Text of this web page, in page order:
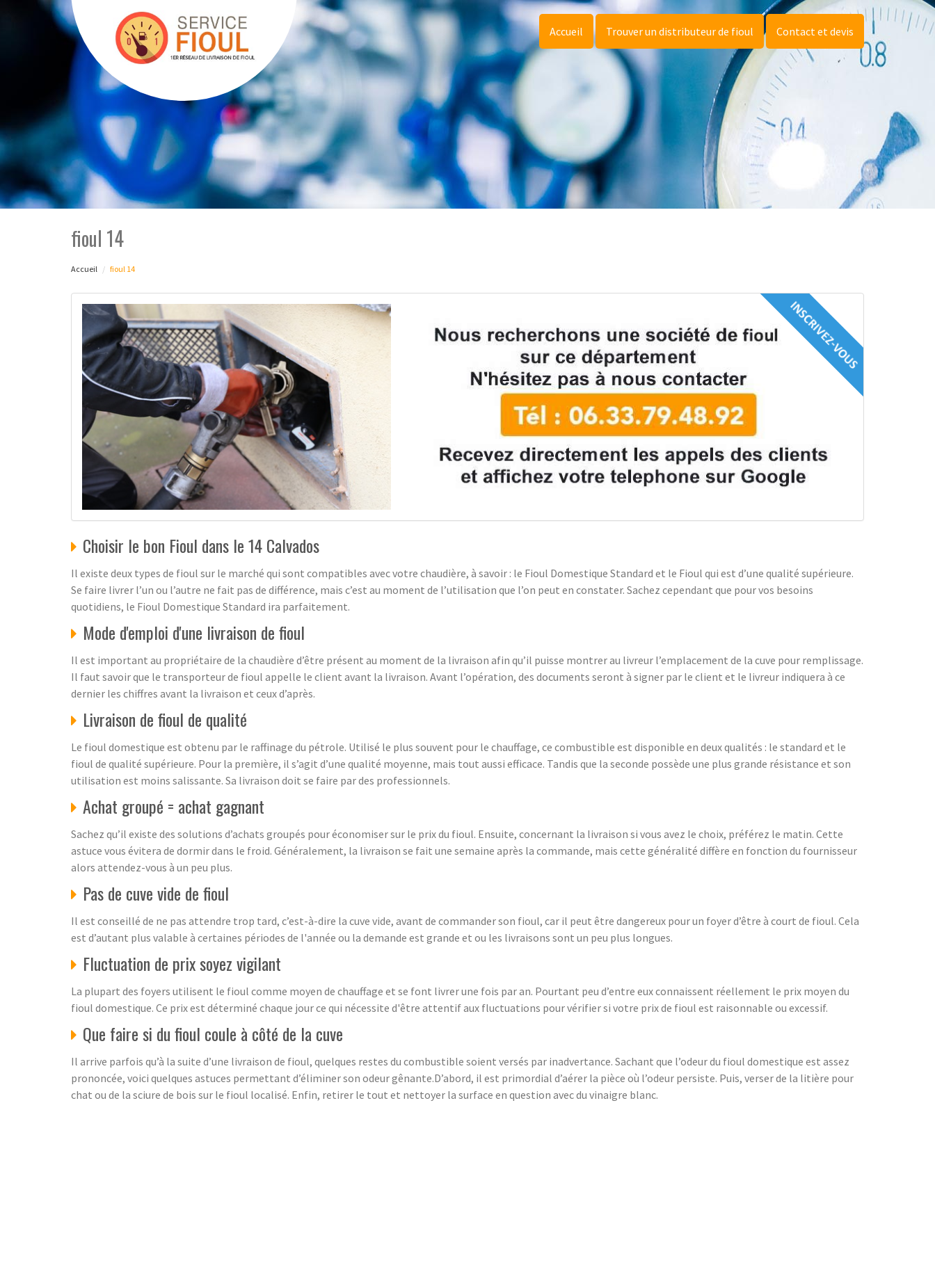
Accueil Trouver un distributeur de fioul Contact et devis
fioul 14
Accueil fioul 14
Choisir le bon Fioul dans le 14 Calvados
Il existe deux types de fioul sur le marché qui sont compatibles avec votre chaudière, à savoir : le Fioul Domestique Standard et le Fioul qui est d’une qualité supérieure.
Se faire livrer l’un ou l’autre ne fait pas de différence, mais c’est au moment de l’utilisation que l’on peut en constater. Sachez cependant que pour vos besoins
quotidiens, le Fioul Domestique Standard ira parfaitement.
Mode d'emploi d'une livraison de fioul
Il est important au propriétaire de la chaudière d’être présent au moment de la livraison afin qu’il puisse montrer au livreur l’emplacement de la cuve pour remplissage.
Il faut savoir que le transporteur de fioul appelle le client avant la livraison. Avant l’opération, des documents seront à signer par le client et le livreur indiquera à ce
dernier les chiffres avant la livraison et ceux d’après.
Livraison de fioul de qualité
Le fioul domestique est obtenu par le raffinage du pétrole. Utilisé le plus souvent pour le chauffage, ce combustible est disponible en deux qualités : le standard et le
fioul de qualité supérieure. Pour la première, il s’agit d’une qualité moyenne, mais tout aussi efficace. Tandis que la seconde possède une plus grande résistance et son
utilisation est moins salissante. Sa livraison doit se faire par des professionnels.
Achat groupé = achat gagnant
Sachez qu’il existe des solutions d’achats groupés pour économiser sur le prix du fioul. Ensuite, concernant la livraison si vous avez le choix, préférez le matin. Cette
astuce vous évitera de dormir dans le froid. Généralement, la livraison se fait une semaine après la commande, mais cette généralité diffère en fonction du fournisseur
alors attendez-vous à un peu plus.
Pas de cuve vide de fioul
Il est conseillé de ne pas attendre trop tard, c’est-à-dire la cuve vide, avant de commander son fioul, car il peut être dangereux pour un foyer d’être à court de fioul. Cela
est d’autant plus valable à certaines périodes de l'année ou la demande est grande et ou les livraisons sont un peu plus longues.
Fluctuation de prix soyez vigilant
La plupart des foyers utilisent le fioul comme moyen de chauffage et se font livrer une fois par an. Pourtant peu d’entre eux connaissent réellement le prix moyen du
fioul domestique. Ce prix est déterminé chaque jour ce qui nécessite d'être attentif aux fluctuations pour vérifier si votre prix de fioul est raisonnable ou excessif.
Que faire si du fioul coule à côté de la cuve
Il arrive parfois qu’à la suite d’une livraison de fioul, quelques restes du combustible soient versés par inadvertance. Sachant que l’odeur du fioul domestique est assez
prononcée, voici quelques astuces permettant d’éliminer son odeur gênante.D’abord, il est primordial d’aérer la pièce où l’odeur persiste. Puis, verser de la litière pour
chat ou de la sciure de bois sur le fioul localisé. Enfin, retirer le tout et nettoyer la surface en question avec du vinaigre blanc.